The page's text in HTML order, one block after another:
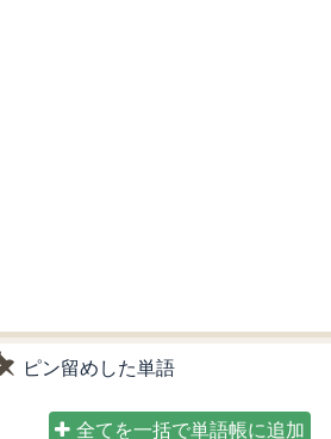
ピン留めした単語
全てを一括で単語帳に追加